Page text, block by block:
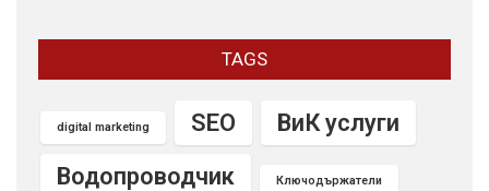
TAGS
digital marketing SEO
ВиК услуги
Водопроводчик
Ключодържатели